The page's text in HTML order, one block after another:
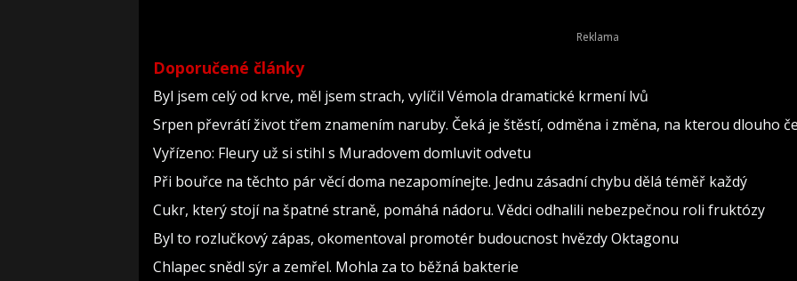
Doporučené články
Byl jsem celý od krve, měl jsem strach, vylíčil Vémola dramatické krmení lvů
Srpen převrátí život třem znamením naruby. Čeká je štěstí, odměna i změna, na kterou dlouho
Vyřízeno: Fleury už si stihl s Muradovem domluvit odvetu
Při bouřce na těchto pár věcí doma nezapomínejte. Jednu zásadní chybu dělá téměř každý
Cukr, který stojí na špatné straně, pomáhá nádoru. Vědci odhalili nebezpečnou roli fruktózy
Byl to rozlučkový zápas, okomentoval promotér budoucnost hvězdy Oktagonu
Chlapec snědl sýr a zemřel. Mohla za to běžná bakterie